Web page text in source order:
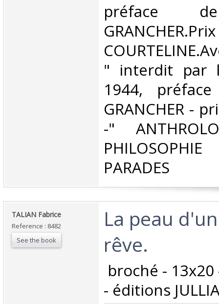
‎préface
GRANCHER.Prix
" interdit par
1944,
GRANCHER -
-"
PHILOSOPHIE
PARADES‎
‎TALIAN Fabrice‎
Reference : 8482
See the book
‎La peau
rêve. ‎
broché -
- éditions